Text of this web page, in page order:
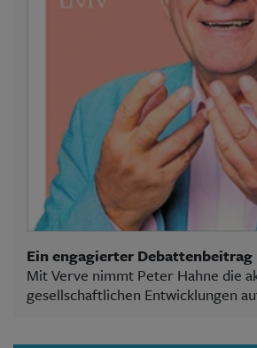
Ein engagierter Debattenbeitrag
Mit Verve nimmt Peter Hahne die
gesellschaftlichen Entwicklungen